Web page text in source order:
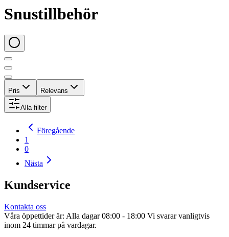
Snustillbehör
Pris Relevans
Alla filter
Föregående
1
0
Nästa
Kundservice
Kontakta oss
Våra öppettider är: Alla dagar 08:00 - 18:00 Vi svarar vanligtvis
inom 24 timmar på vardagar.